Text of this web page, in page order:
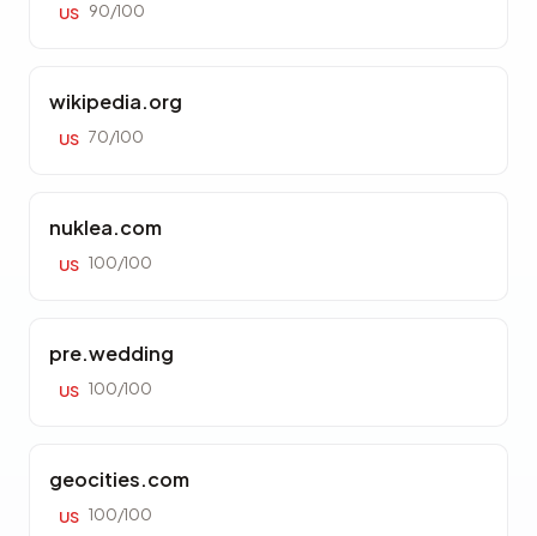
US 90/100
wikipedia.org
US 70/100
nuklea.com
US 100/100
pre.wedding
US 100/100
geocities.com
US 100/100